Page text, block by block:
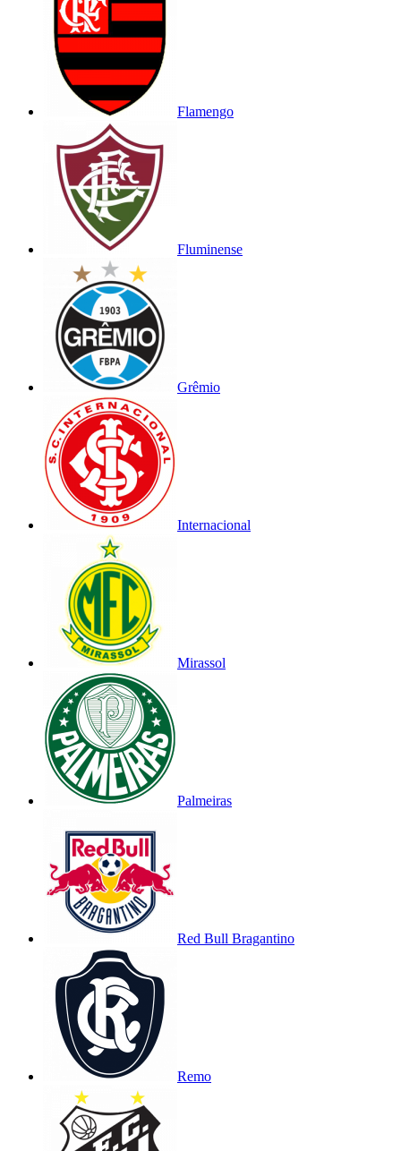
Flamengo
Fluminense
Grêmio
Internacional
Mirassol
Palmeiras
Red Bull Bragantino
Remo